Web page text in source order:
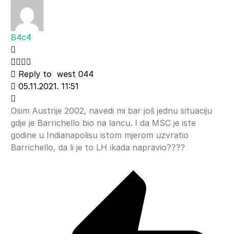
B4c4
Reply to west 044
05.11.2021. 11:51
Osim Austrije 2002, navedi mi bar još jednu situaciju
gdje je Barrichello bio na lancu. I da MSC je iste
godine u Indianapolisu istom mjerom uzvratio
Barrichello, da li je to LH ikada napravio????